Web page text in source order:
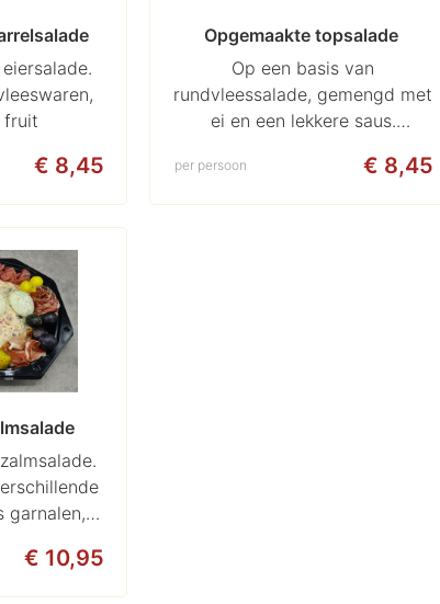
fruit
€ 8,45
Opgemaakte topsalade
Op een basis van
rundvleessalade, gemengd met
ei en een lekkere saus.
groente en fruit€ 8,45
per persoon
garnalen,
€ 10,95